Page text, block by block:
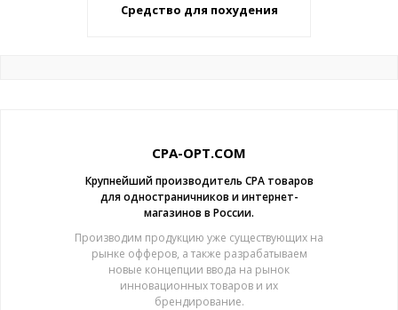
Средство для похудения
CPA-OPT.COM
Крупнейший производитель CPA товаров
для одностраничников и интернет-
магазинов в России.
Производим продукцию уже существующих на
рынке офферов, а также разрабатываем
новые концепции ввода на рынок
инновационных товаров и их
брендирование.